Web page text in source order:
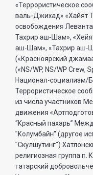
«Террористическое
валь-Джихад» «Хайят
освобождения
Тахрир аш-Шам»,
аш-Шам», «Тахрир аш-
(«Красноярский
(«NS/WP, NS/WP Crew,
Национал-социализм/
Террористическое
из числа участников
движения
“Красный пахарь”
"Колумбайн" (другое
"Скулшутинг")
религиозная группа п.
татарский